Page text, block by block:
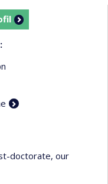
doctorate, our